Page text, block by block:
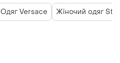
Одяг Versace Жіночий одяг